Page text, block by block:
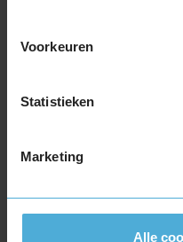
Voorkeuren
Statistieken
Marketing
Alle
225/55R19 103V
235/50R19 103V
235/55R19 105H